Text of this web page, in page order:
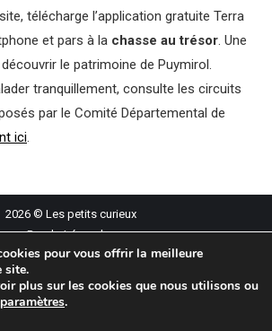
télécharge l’application gratuite Terra
et pars à la chasse au trésor. Une
le patrimoine de Puymirol.
tranquillement, consulte les circuits
par le Comité Départemental de
ici.
2026 © Les petits curieux
Rando Légendes
Lucien Péraire
Qui sommes-nous ?
Politique de confidentialité
pour vous offrir la meilleure
site.
plus sur les cookies que nous utilisons ou
paramètres.